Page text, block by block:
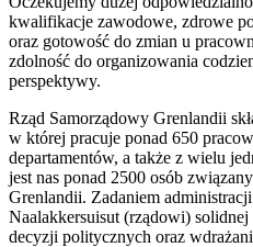
kwalifikacje zawodowe, zdrowe
oraz gotowość do zmian u
zdolność do organizowania
perspektywy.
Rząd Samorządowy Grenlandii
w której pracuje ponad 650
departamentów, a także z wielu
jest nas ponad 2500 osób
Grenlandii. Zadaniem
Naalakkersuisut (rządowi)
decyzji politycznych oraz